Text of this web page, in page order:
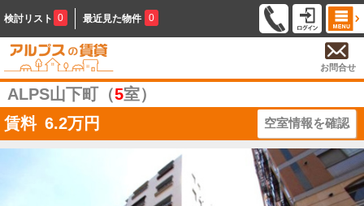
検討リスト 0 最近見た物件 0
お問合せ
ALPS山下町（5室）
賃料 6.2万円 空室情報を確認